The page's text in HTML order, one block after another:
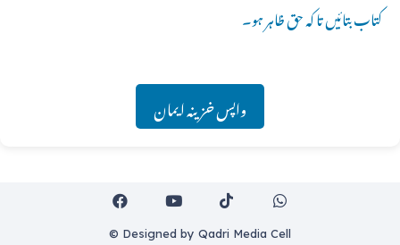
کتاب بتائیں تا کہ حق ظاہر ہو۔
واپس خزینہ ایمان
© Designed by Qadri Media Cell